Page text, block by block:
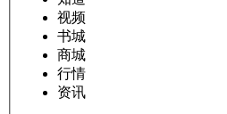
视频
书城
商城
行情
资讯